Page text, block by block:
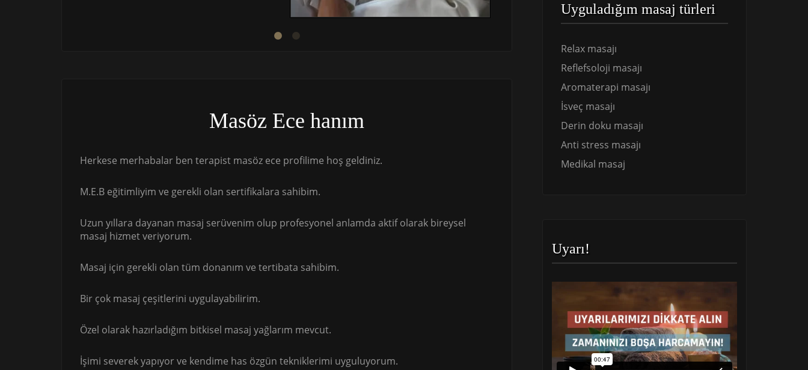
Masöz Ece hanım
Herkese merhabalar ben terapist masöz ece profilime hoş geldiniz.
M.E.B eğitimliyim ve gerekli olan sertifikalara sahibim.
Uzun yıllara dayanan masaj serüvenim olup profesyonel anlamda aktif olarak bireysel
masaj hizmet veriyorum.
Masaj için gerekli olan tüm donanım ve tertibata sahibim.
Bir çok masaj çeşitlerini uygulayabilirim.
Özel olarak hazırladığım bitkisel masaj yağlarım mevcut.
İşimi severek yapıyor ve kendime has özgün tekniklerimi uyguluyorum.
Uyguladığım masaj türleri
Relax masajı
Reflefsoloji masajı
Aromaterapi masajı
İsveç masajı
Derin doku masajı
Anti stress masajı
Medikal masaj
Uyarı!